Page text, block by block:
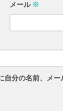
メール ※
分の名前、メ